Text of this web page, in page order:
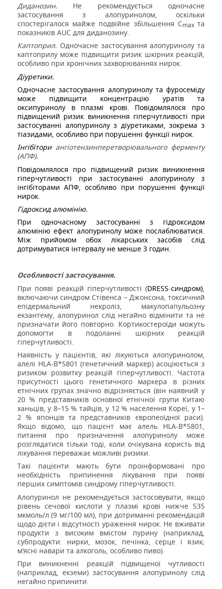
Диданозин. Не рекомендується одночасне
застосування з алопуринолом, оскільки
спостерігалося майже подвійне збільшення Cmaxта
показників AUC для диданозину.
Каптоприл. Одночасне застосування алопуринолу та
каптоприлу може підвищити ризик шкірних реакцій,
особливо при хронічних захворюваннях нирок.
Діуретики.
Одночасне застосування алопуринолу та фуросеміду
може підвищити концентрацію уратів та
оксипуринолу в плазмі крові. Повідомлялося про
підвищений ризик виникнення гіперчутливості при
застосуванні алопуринолу з діуретиками, зокрема з
тіазидами, особливо при порушенні функції нирок.
Інгібітори ангіотензинперетворювального ферменту
(АПФ).
Повідомлялося про підвищений ризик виникнення
гіперчутливості при застосуванні алопуринолу з
інгібіторами АПФ, особливо при порушенні функції
нирок.
Гідроксид алюмінію.
При одночасному застосуванні з гідроксидом
алюмінію ефект алопуринолу може послаблюватися.
Між прийомом обох лікарських засобів слід
дотримуватися інтервалу не менше 3 годин.
Особливості застосування.
При появі реакцій гіперчутливості (DRESS-синдром)
включаючи синдром Стівенса – Джонсона, токсичний
епідермальний некроліз, макулопапульозну
екзантему, алопуринол слід негайно відмінити та не
призначати його повторно. Кортикостероїди можуть
допомогти в подоланні шкірних реакцій
гіперчутливості.
Наявність у пацієнтів, які лікуються алопуринолом,
алелі HLA-B*5801 (генетичний маркер) асоціюється з
ризиком розвитку реакцій гіперчутливості. Частота
присутності цього генетичного маркера в різних
етнічних групах значно відрізняється (він наявний у
20 % представників основної етнічної групи Китаю
ханьців, у 8–15 % тайців, у 12 % населення Кореї, у 1–
2 % японців та представників європеоїдної раси).
Якщо відомо, що пацієнт має алель HLA-B*5801,
питання про призначення алопуринолу може
розглядатися тільки тоді, коли очікувана користь від
лікування переважає можливі ризики.
Такі пацієнти мають бути проінформовані про
необхідність припинення лікування при появі
перших симптомів синдрому гіперчутливості.
Алопуринол не рекомендується застосовувати, якщо
рівень сечової кислоти у плазмі крові нижче 535
мкмоль/л (9 мг/100 мл), при дотриманні рекомендацій
щодо дієти і відсутності ураження нирок. Не вживати
продукти з високим вмістом пурину (наприклад,
субпродукти: нирки, мозок, печінка, серце і язик;
м’ясні навари та алкоголь, особливо пиво).
При виникненні реакцій підвищеної чутливості
(наприклад, екземи) застосування алопуринолу слід
негайно припинити.